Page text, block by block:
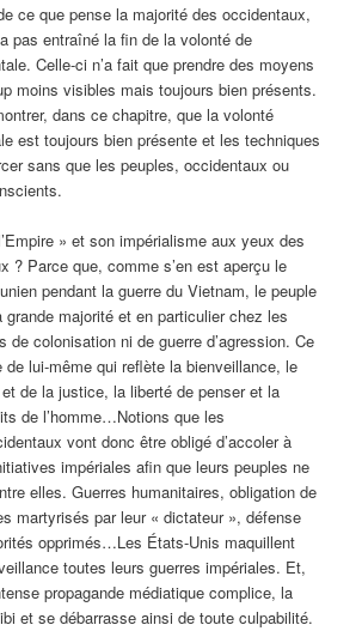
ce que pense la majorité des occidentaux,
pas entraîné la fin de la volonté de
Celle-ci n’a fait que prendre des moyens
moins visibles mais toujours bien présents.
dans ce chapitre, que la volonté
est toujours bien présente et les techniques
sans que les peuples, occidentaux ou
» et son impérialisme aux yeux des
? Parce que, comme s’en est aperçu le
pendant la guerre du Vietnam, le peuple
majorité et en particulier chez les
de colonisation ni de guerre d’agression. Ce
de lui-même qui reflète la bienveillance, le
de la justice, la liberté de penser et la
de l’homme…Notions que les
vont donc être obligé d’accoler à
impériales afin que leurs peuples ne
elles. Guerres humanitaires, obligation de
martyrisés par leur « dictateur », défense
opprimés…Les États-Unis maquillent
toutes leurs guerres impériales. Et,
propagande médiatique complice, la
et se débarrasse ainsi de toute culpabilité.